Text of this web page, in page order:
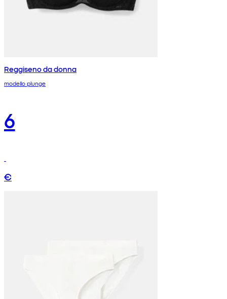
Reggiseno da donna
modello plunge
6
€